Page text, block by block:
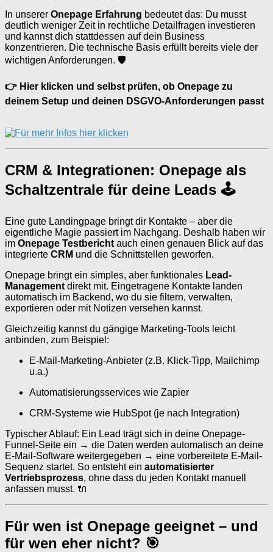
In unserer Onepage Erfahrung bedeutet das: Du musst
deutlich weniger Zeit in rechtliche Detailfragen investieren
und kannst dich stattdessen auf dein Business
konzentrieren. Die technische Basis erfüllt bereits viele der
wichtigen Anforderungen. 🛡️
👉 Hier klicken und selbst prüfen, ob Onepage zu
deinem Setup und deinen DSGVO-Anforderungen passt
CRM & Integrationen: Onepage als
Schaltzentrale für deine Leads 🕹
Eine gute Landingpage bringt dir Kontakte – aber die
eigentliche Magie passiert im Nachgang. Deshalb haben wir
im Onepage Testbericht auch einen genauen Blick auf das
integrierte CRM und die Schnittstellen geworfen.
Onepage bringt ein simples, aber funktionales Lead-
Management direkt mit. Eingetragene Kontakte landen
automatisch im Backend, wo du sie filtern, verwalten,
exportieren oder mit Notizen versehen kannst.
Gleichzeitig kannst du gängige Marketing-Tools leicht
anbinden, zum Beispiel:
E-Mail-Marketing-Anbieter (z.B. Klick-Tipp, Mailchimp
u.a.)
Automatisierungsservices wie Zapier
CRM-Systeme wie HubSpot (je nach Integration)
Typischer Ablauf: Ein Lead trägt sich in deine Onepage-
Funnel-Seite ein → die Daten werden automatisch an deine
E-Mail-Software weitergegeben → eine vorbereitete E-Mail-
Sequenz startet. So entsteht ein automatisierter
Vertriebsprozess, ohne dass du jeden Kontakt manuell
anfassen musst. 🔌
Für wen ist Onepage geeignet – und
für wen eher nicht? 🎯